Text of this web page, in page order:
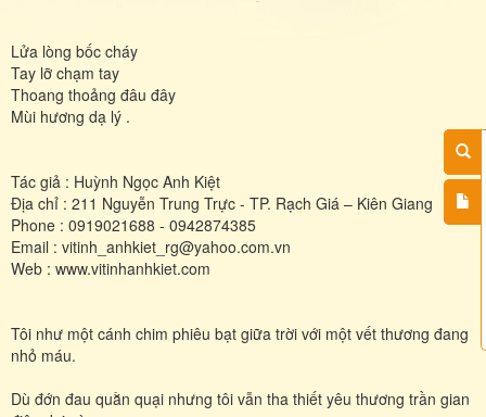
Lửa lòng bốc cháy
Tay lỡ chạm tay
Thoang thoảng đâu đây
Mùi hương dạ lý .
Tác giả : Huỳnh Ngọc Anh Kiệt
Địa chỉ : 211 Nguyễn Trung Trực - TP. Rạch Giá – Kiên Giang
Phone : 0919021688 - 0942874385
Email : vitinh_anhkiet_rg@yahoo.com.vn
Web : www.vitinhanhkiet.com
Tôi như một cánh chim phiêu bạt giữa trời với một vết thương đang
nhỏ máu.
Dù đớn đau quằn quại nhưng tôi vẫn tha thiết yêu thương trần gian